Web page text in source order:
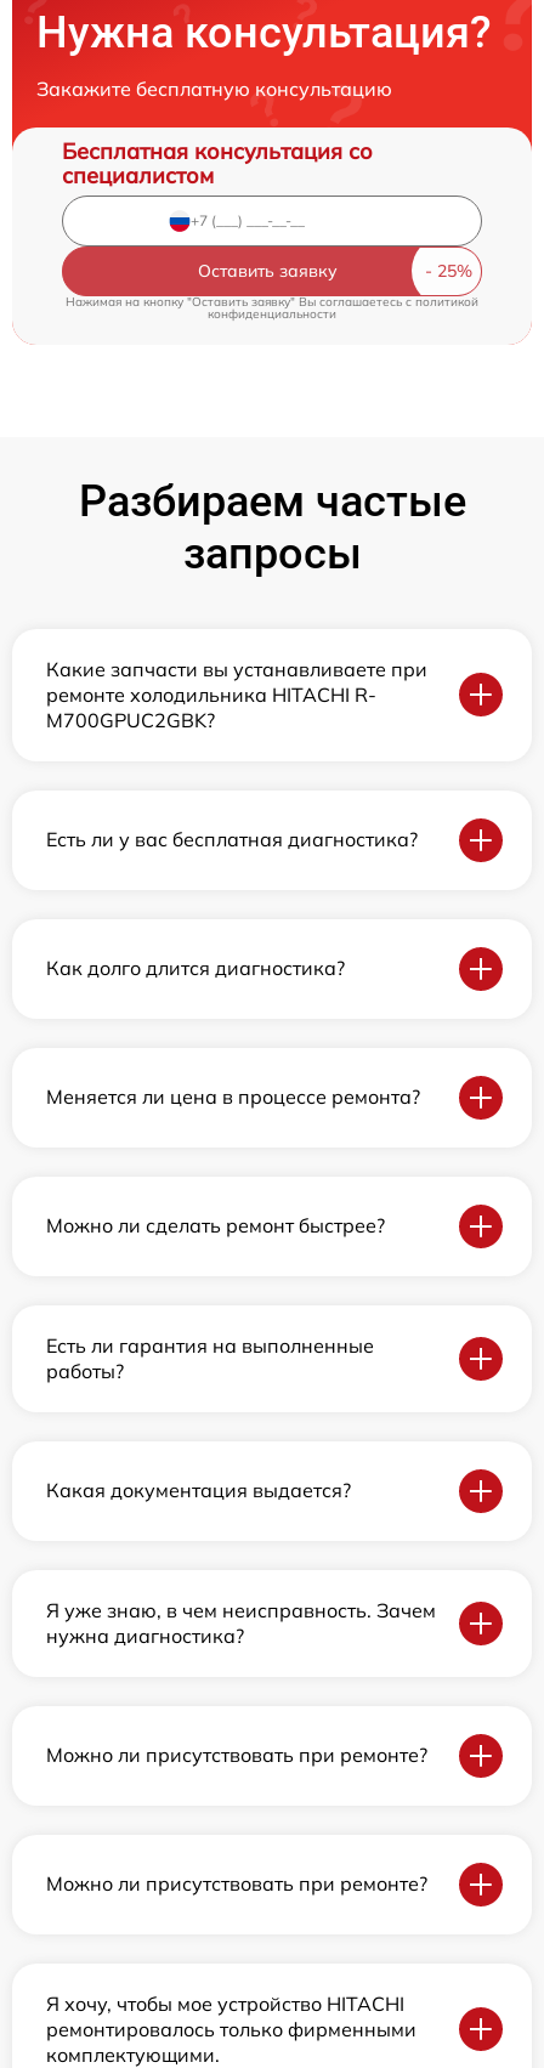
Нужна консультация?
Закажите бесплатную консультацию
Бесплатная консультация со
специалистом
Оставить заявку
Нажимая на кнопку "Оставить заявку" Вы соглашаетесь cполитикой
конфиденциальности
Разбираем частые
запросы
Какие запчасти вы устанавливаете при
ремонте холодильника HITACHI R-
M700GPUC2GBK?
Есть ли у вас бесплатная диагностика?
Как долго длится диагностика?
Меняется ли цена в процессе ремонта?
Можно ли сделать ремонт быстрее?
Есть ли гарантия на выполненные
работы?
Какая документация выдается?
Я уже знаю, в чем неисправность. Зачем
нужна диагностика?
Можно ли присутствовать при ремонте?
Можно ли присутствовать при ремонте?
Я хочу, чтобы мое устройство HITACHI
ремонтировалось только фирменными
комплектующими.